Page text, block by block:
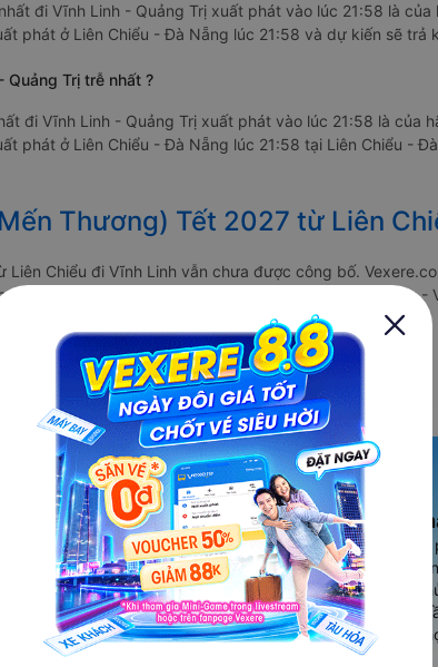
đi Vĩnh Linh - Quảng Trị xuất phát vào lúc 21:58 là
phát ở Liên Chiểu - Đà Nẵng lúc 21:58 và dự kiến sẽ trả
Quảng Trị trễ nhất ?
đi Vĩnh Linh - Quảng Trị xuất phát vào lúc 21:58 là của
phát ở Liên Chiểu - Đà Nẵng lúc 21:58 tại Liên Chiểu -
Thương) Tết 2027 từ Liên
Liên Chiểu đi Vĩnh Linh vẫn chưa được công bố.
vé của các hãng xe khách đi tuyến đường Liên Chiểu -
Chiểu đi Vĩnh Linh
Ứng dụng đặt vé Xe
Vexere - ứng dụng đặt vé đa
cao, 5000+ tuyến đường
vụ thuê xe máy, xe du lịch
Ứng dụng hiển thị thông tin
người dùng so sánh và lựa
chóng và phù hợp nhất.